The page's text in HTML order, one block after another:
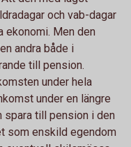
och vab-dagar
Men den
andra både i
till pension.
under hela
under en längre
spara till pension i den
som enskild egendom